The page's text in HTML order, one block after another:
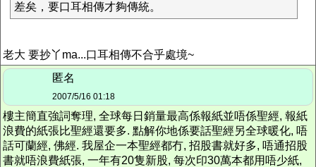
差矣，要口耳相傳才夠傳統。
老大 要抄丫ma...口耳相傳不合乎處境~
匿名
2007/5/16 01:18
樓主簡直強詞奪理, 全球每日銷量最高係報紙並唔係聖經, 報紙
浪費的紙張比聖經還要多. 點解你地係要話聖經另全球暖化, 唔
話可蘭經, 佛經. 我屋企一本聖經都冇, 招股書就好多, 唔通招股
書就唔浪費紙張, 一年有20隻新股, 每次印30萬本都用唔少紙,